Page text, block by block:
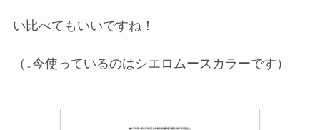
い比べてもいいですね！
（↓今使っているのはシエロムースカラーです）